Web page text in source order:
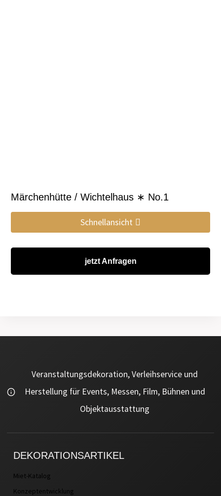
Märchenhütte / Wichtelhaus ∗ No.1
Schnellansicht
jetzt Anfragen
Veranstaltungsdekoration, Verleihservice und
Herstellung für Events, Messen, Film, Bühnen und
Objektausstattung
DEKORATIONSARTIKEL
Miet-Katalog
Konzeptentwicklung